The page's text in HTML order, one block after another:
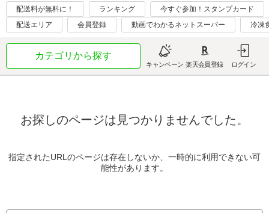
配送料が無料に！ ランキング
今すぐ参加！スタンプカード
配送エリア
会員登録 動画でわかるネットスーパー 冷凍
カテゴリから探す
キャンペーン 楽天会員登録 ログイン
お探しのページは見つかりませんでした。
指定されたURLのページは存在しないか、一時的に利用できない可
能性があります。